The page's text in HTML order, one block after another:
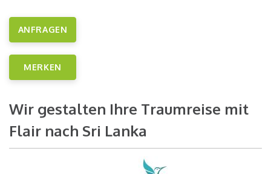
ANFRAGEN
MERKEN
Wir gestalten Ihre Traumreise mit
Flair nach Sri Lanka